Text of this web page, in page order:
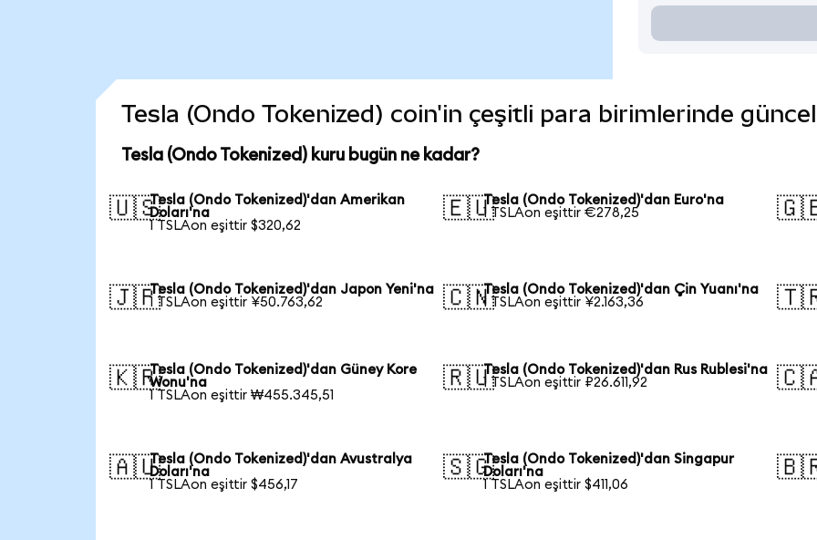
Tesla (Ondo Tokenized) coin'in çeşitli para birimlerinde
Tesla (Ondo Tokenized) kuru bugün ne kadar?
🇺🇸Tesla (Ondo Tokenized)'dan Amerikan
Doları'na
1 TSLAon eşittir $320,62
🇪🇺Tesla (Ondo Tokenized)'dan Euro'na
1 TSLAon eşittir €278,25
🇯🇵Tesla (Ondo Tokenized)'dan Japon Yeni'na
1 TSLAon eşittir ¥50.763,62
🇨🇳Tesla (Ondo Tokenized)'dan Çin Yuanı'na
1 TSLAon eşittir ¥2.163,36
🇰🇷Tesla (Ondo Tokenized)'dan Güney Kore
Wonu'na
1 TSLAon eşittir ₩455.345,51
🇷🇺Tesla (Ondo Tokenized)'dan Rus Rublesi'na
1 TSLAon eşittir ₽26.611,92
🇦🇺Tesla (Ondo Tokenized)'dan Avustralya
Doları'na
1 TSLAon eşittir $456,17
🇸🇬Tesla (Ondo Tokenized)'dan Singapur
Doları'na
1 TSLAon eşittir $411,06